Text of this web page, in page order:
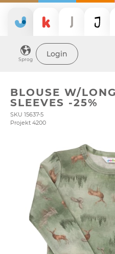
Sprog
Login
BLOUSE W/LONG
SLEEVES -25%
SKU 15637-5
Projekt 4200